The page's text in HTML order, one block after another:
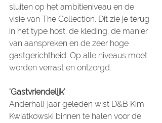
sluiten op het ambitieniveau en de
visie van The Collection. Dit zie je terug
in het type host, de kleding, de manier
van aanspreken en de zeer hoge
gastgerichtheid. Op alle niveaus moet
worden verrast en ontzorgd.
‘Gastvriendelijk’
Anderhalf jaar geleden wist D&B Kim
Kwiatkowski binnen te halen voor de